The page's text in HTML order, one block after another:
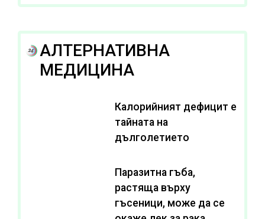
АЛТЕРНАТИВНА
МЕДИЦИНА
Калорийният дефицит е
тайната на
дълголетието
Паразитна гъба,
растяща върху
гъсеници, може да се